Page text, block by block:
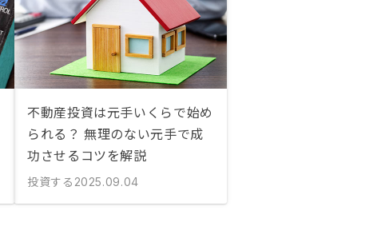
不動産投資は元手いくらで始め
られる？ 無理のない元手で成
功させるコツを解説
投資する 2025.09.04